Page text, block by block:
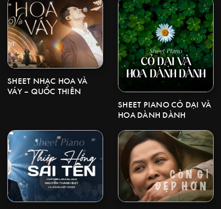
SHEET NHẠC HOA VÀ
VÁY – QUỐC THIÊN
SHEET PIANO CỎ DẠI VÀ
HOA DÀNH DÀNH